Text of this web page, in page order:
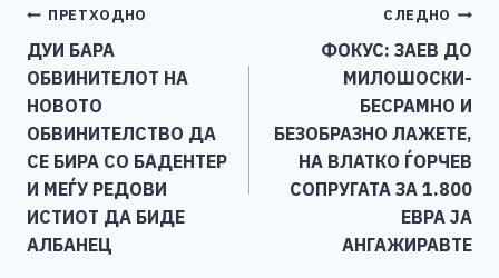
b
o
o
k
n
g
Li
n
k
Навигација
на
напис
ПРЕТХОДНО
ДУИ БАРА
ОБВИНИТЕЛОТ НА
НОВОТО
ОБВИНИТЕЛСТВО ДА
СЕ БИРА СО БАДЕНТЕР
И МЕЃУ РЕДОВИ
ИСТИОТ ДА БИДЕ
АЛБАНЕЦ
СЛЕДНО
ФОКУС: ЗАЕВ ДО
МИЛОШОСКИ-
БЕСРАМНО И
БЕЗОБРАЗНО ЛАЖЕТЕ,
НА ВЛАТКО ЃОРЧЕВ
СОПРУГАТА ЗА 1.800
ЕВРА ЈА
АНГАЖИРАВТЕ